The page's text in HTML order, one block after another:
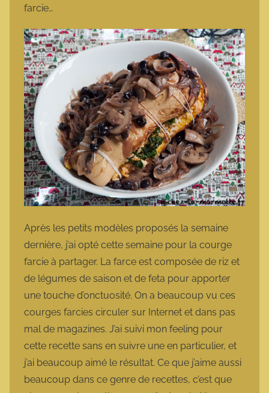
farcie…
Après les petits modèles proposés la semaine
dernière, j’ai opté cette semaine pour la courge
farcie à partager. La farce est composée de riz et
de légumes de saison et de feta pour apporter
une touche d’onctuosité. On a beaucoup vu ces
courges farcies circuler sur Internet et dans pas
mal de magazines. J’ai suivi mon feeling pour
cette recette sans en suivre une en particulier, et
j’ai beaucoup aimé le résultat. Ce que j’aime aussi
beaucoup dans ce genre de recettes, c’est que